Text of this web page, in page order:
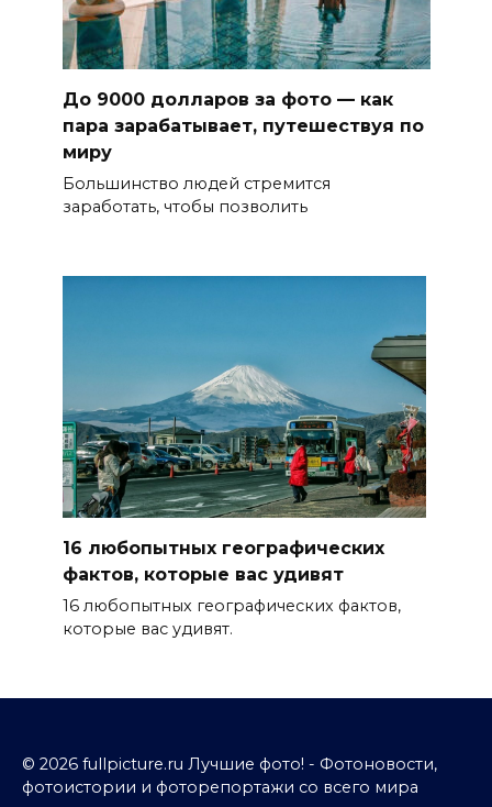
До 9000 долларов за фото — как
пара зарабатывает, путешествуя по
миру
Большинство людей стремится
заработать, чтобы позволить
16 любопытных географических
фактов, которые вас удивят
16 любопытных географических фактов,
которые вас удивят.
© 2026 fullpicture.ru Лучшие фото! - Фотоновости,
фотоистории и фоторепортажи со всего мира